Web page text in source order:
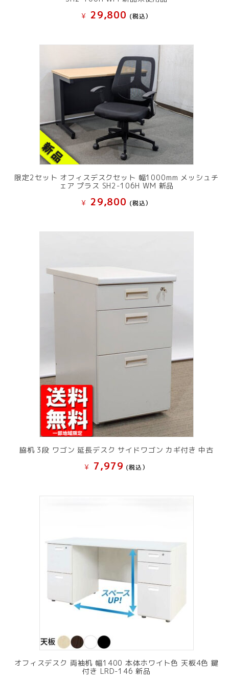
¥ 29,800 (税込）
限定2セット オフィスデスクセット 幅1000mm メッシュチ
ェア プラス SH2-106H WM 新品
¥ 29,800 (税込）
脇机 3段 ワゴン 延長デスク サイドワゴン カギ付き 中古
¥ 7,979 (税込）
オフィスデスク 両袖机 幅1400 本体ホワイト色 天板4色 鍵
付き LRD-146 新品